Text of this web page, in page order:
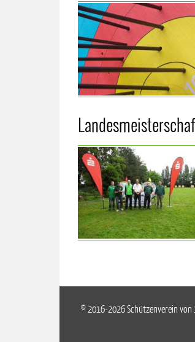
© 2016-2026 Schützenverein von